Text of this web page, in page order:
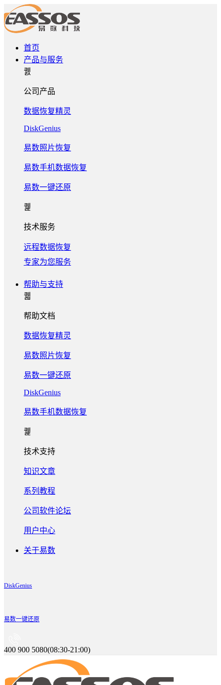
首页
产品与服务
퀤
公司产品
数据恢复精灵
DiskGenius
易数照片恢复
易数手机数据恢复
易数一键还原
퀥
技术服务
远程数据恢复
专家为您服务
帮助与支持
퀣
帮助文档
数据恢复精灵
易数照片恢复
易数一键还原
DiskGenius
易数手机数据恢复
퀥
技术支持
知识文章
系列教程
公司软件论坛
用户中心
关于易数
DiskGenius
易数一键还原
400 900 5080(08:30-21:00)